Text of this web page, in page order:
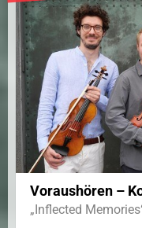
Voraushören –
„Inflected